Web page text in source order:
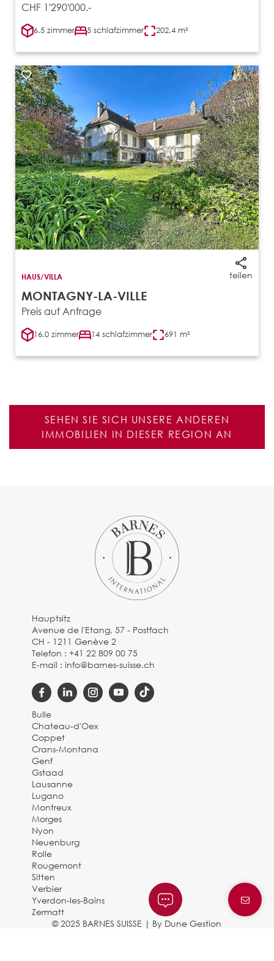
CHF 1'290'000.-
6.5 zimmer 5 schlafzimmer 202.4 m²
teilen
HAUS/VILLA
MONTAGNY-LA-VILLE
Preis auf Anfrage
16.0 zimmer 14 schlafzimmer 691 m²
SEHEN SIE SICH UNSERE ANDEREN
IMMOBILIEN IN DIESER REGION AN
Hauptsitz
Avenue de l'Etang, 57 - Postfach
CH - 1211 Genève 2
Telefon :+41 22 809 00 75
E-mail :info@barnes-suisse.ch
Bulle
Chateau-d'Oex
Coppet
Crans-Montana
Genf
Gstaad
Lausanne
Lugano
Montreux
Morges
Nyon
Neuenburg
Rolle
Rougemont
Sitten
Verbier
Yverdon-les-Bains
Zermatt
© 2025 BARNES SUISSE | By Dune Gestion